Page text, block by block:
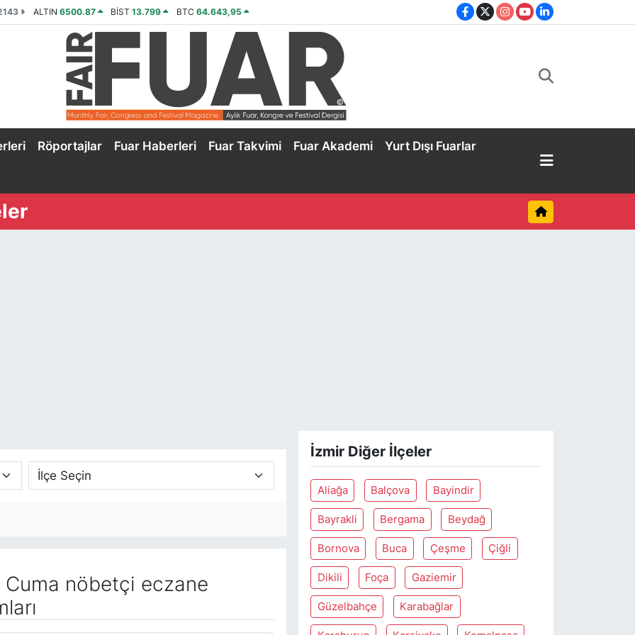
ALTIN 6500.87 BİST13.799 BTC 64.643,95
Röportajlar Fuar Haberleri Fuar Takvimi Fuar Akademi Yurt Dışı Fuarlar
nöbetçi eczane
İzmir Diğer İlçeler
Aliağa Balçova Bayindir
Bayrakli Bergama Beydağ
Bornova Buca Çeşme Çiğli
Dikili Foça Gaziemir
Güzelbahçe Karabağlar